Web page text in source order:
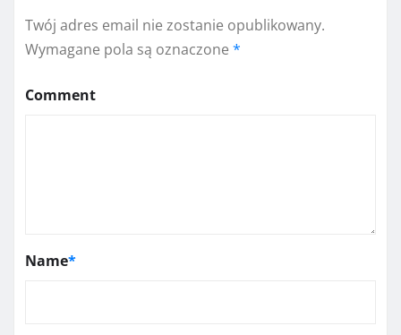
Twój adres email nie zostanie opublikowany.
Wymagane pola są oznaczone *
Comment
Name*